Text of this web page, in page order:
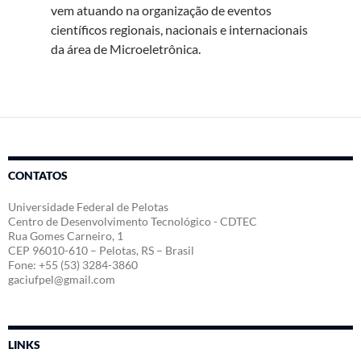
vem atuando na organização de eventos
científicos regionais, nacionais e internacionais
da área de Microeletrônica.
CONTATOS
Universidade Federal de Pelotas
Centro de Desenvolvimento Tecnológico - CDTEC
Rua Gomes Carneiro, 1
CEP 96010-610 – Pelotas, RS – Brasil
Fone: +55 (53) 3284-3860
gaciufpel@gmail.com
LINKS